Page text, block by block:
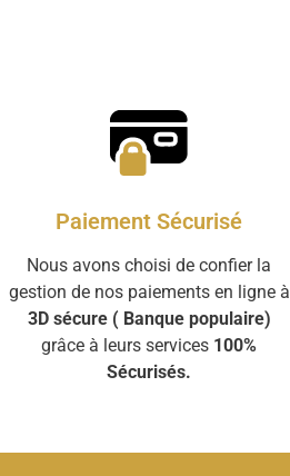
Paiement Sécurisé
Nous avons choisi de confier la
gestion de nos paiements en ligne à
3D sécure ( Banque populaire)
grâce à leurs services 100%
Sécurisés.